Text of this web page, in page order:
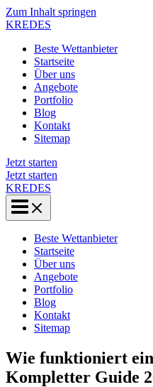
Zum Inhalt springen
KREDES
Beste Wettanbieter
Startseite
Über uns
Angebote
Portfolio
Blog
Kontakt
Sitemap
Jetzt starten
Jetzt starten
KREDES
Beste Wettanbieter
Startseite
Über uns
Angebote
Portfolio
Blog
Kontakt
Sitemap
Wie funktioniert
Kompletter Guide